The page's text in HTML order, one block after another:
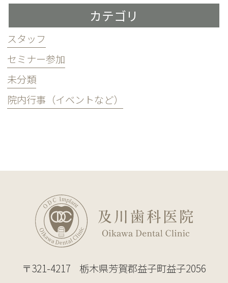
カテゴリ
スタッフ
セミナー参加
未分類
院内行事（イベントなど）
〒321-4217 栃木県芳賀郡益子町益子2056